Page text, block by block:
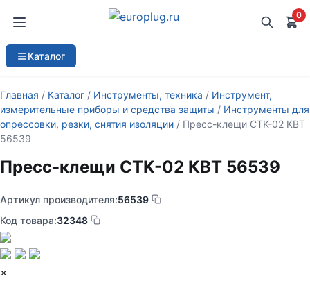
0
Каталог
Главная / Каталог / Инструменты, техника / Инструмент,
измерительные приборы и средства защиты / Инструменты для
опрессовки, резки, снятия изоляции / Пресс-клещи CTK-02 КВТ
56539
Пресс-клещи CTK-02 КВТ 56539
Артикул производителя:56539
Код товара:32348
×